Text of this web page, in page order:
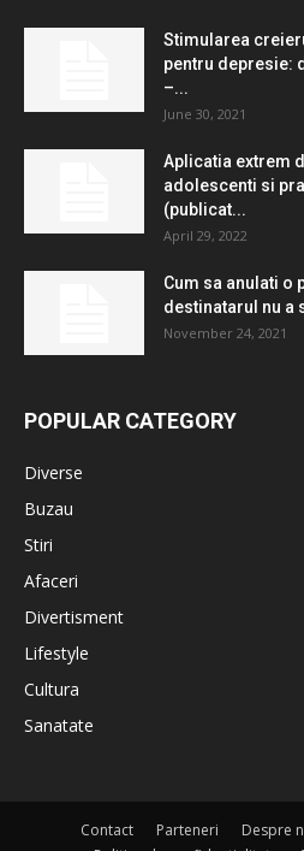
Stimularea
pentru depresie:
–...
June 30, 2021
Aplicatia extrem
adolescenti si
(publicat...
April 29, 2022
Cum sa anulati o
destinatarul nu a
November 24, 2021
POPULAR CATEGORY
Diverse
Buzau
Stiri
Afaceri
Divertisment
Lifestyle
Cultura
Sanatate
Contact Parteneri Despre